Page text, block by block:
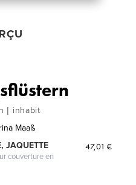
| inhabit
Maaß
JAQUETTE
couverture en
47,01 €